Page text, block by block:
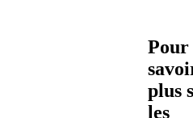
Pour
plus
les